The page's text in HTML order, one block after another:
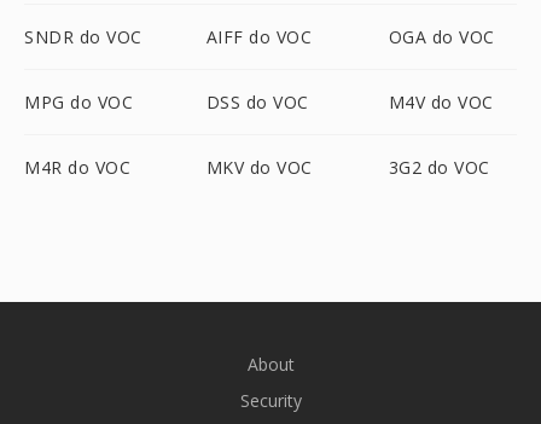
SNDR do VOC AIFF do VOC OGA do VOC
MPG do VOC DSS do VOC M4V do VOC
M4R do VOC MKV do VOC 3G2 do VOC
About
Security